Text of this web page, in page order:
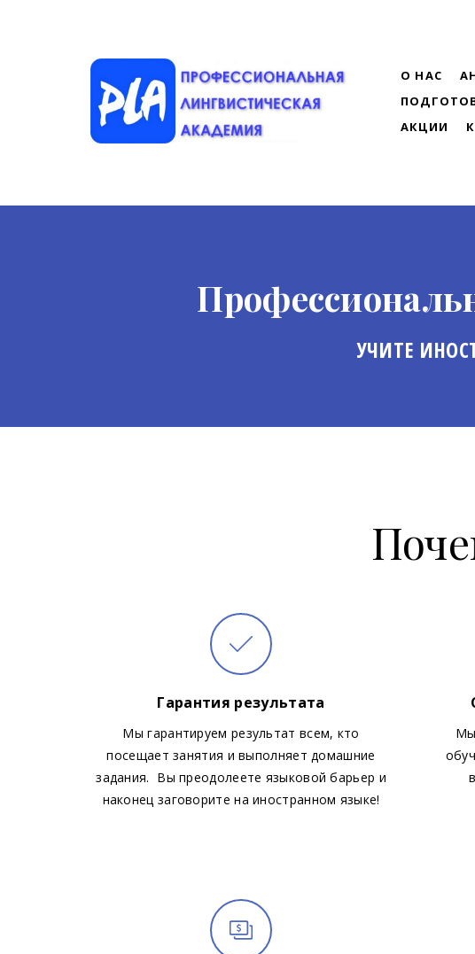
О НАС
АКЦИИ
УЧИТЕ
Гарантия результата
Мы гарантируем результат всем, кто
посещает занятия и выполняет домашние
задания. Вы преодолеете языковой барьер и
наконец заговорите на иностранном языке!
Мы